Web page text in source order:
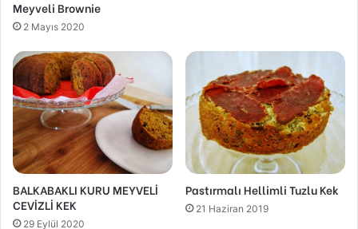
Meyveli Brownie
2 Mayıs 2020
BALKABAKLI KURU MEYVELİ
CEVİZLİ KEK
29 Eylül 2020
Pastırmalı Hellimli Tuzlu Kek
21 Haziran 2019